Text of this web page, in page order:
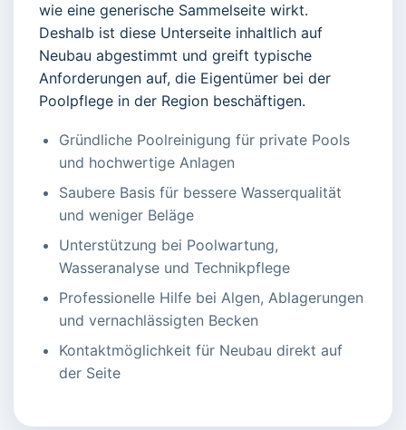
wie eine generische Sammelseite wirkt.
Deshalb ist diese Unterseite inhaltlich auf
Neubau abgestimmt und greift typische
Anforderungen auf, die Eigentümer bei der
Poolpflege in der Region beschäftigen.
Gründliche Poolreinigung für private Pools
und hochwertige Anlagen
Saubere Basis für bessere Wasserqualität
und weniger Beläge
Unterstützung bei Poolwartung,
Wasseranalyse und Technikpflege
Professionelle Hilfe bei Algen, Ablagerungen
und vernachlässigten Becken
Kontaktmöglichkeit für Neubau direkt auf
der Seite